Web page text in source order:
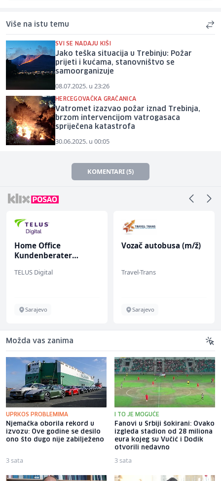
Više na istu temu
SVI SE NADAJU KIŠI
Jako teška situacija u Trebinju: Požar
prijeti i kućama, stanovništvo se
samoorganizuje
08.07.2025. u 23:26
HERCEGOVAČKA GRAČANICA
Vatromet izazvao požar iznad Trebinja,
brzom intervencijom vatrogasaca
spriječena katastrofa
30.06.2025. u 00:05
KOMENTARI (5)
Home Office
Kundenberater
TELUS Digital
Sarajevo
Vozač autobusa (m/ž)
Travel-Trans
Sarajevo
Možda vas zanima
UPRKOS PROBLEMIMA
Njemačka oborila rekord u
izvozu: Ove godine se desilo
ono što dugo nije zabilježeno
3 sata
I TO JE MOGUĆE
Fanovi u Srbiji šokirani: Ovako
izgleda stadion od 28 miliona
eura kojeg su Vučić i Dodik
otvorili nedavno
3 sata